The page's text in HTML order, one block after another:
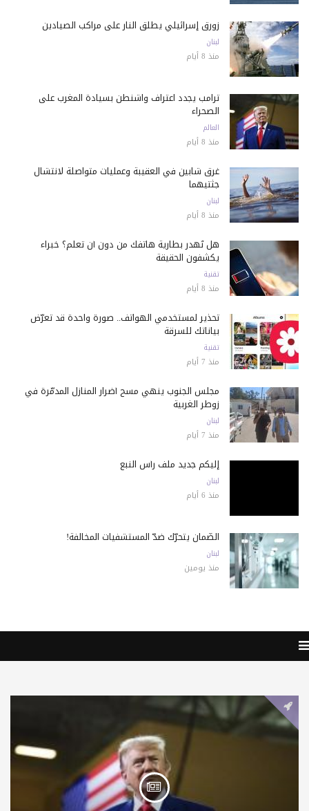
زورق إسرائيلي يطلق النار على مراكب الصيادين
لبنان
منذ 8 أيام
ترامب يجدد اعتراف واشنطن بسيادة المغرب على
الصحراء
العالم
منذ 8 أيام
غرق شابين في العقيبة وعمليات متواصلة لانتشال
جثتيهما
لبنان
منذ 8 أيام
هل تُهدر بطارية هاتفك من دون أن تعلم؟ خبراء
يكشفون الحقيقة
تقنية
منذ 8 أيام
تحذير لمستخدمي الهواتف.. صورة واحدة قد تعرّض
بياناتك للسرقة
تقنية
منذ 7 أيام
مجلس الجنوب ينهي مسح أضرار المنازل المدمّرة في
زوطر الغربية
لبنان
منذ 7 أيام
إليكم جديد ملف رأس النبع
لبنان
منذ 6 أيام
الضّمان يتحرّك ضدّ المستشفيات المخالفة!
لبنان
منذ يومين